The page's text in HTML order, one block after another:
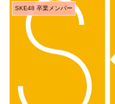
SKE48 卒業メンバー